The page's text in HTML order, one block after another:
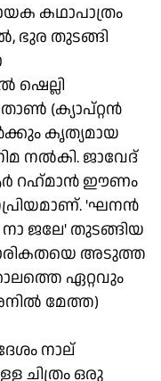
കഥാപാത്രം
ഭുര തുടങ്ങി
ഷെല്ലി
(ക്യാപ്റ്റന്‍
കൃത്യമായ
നല്‍കി. ജാവേദ്
റഹ്‌മാന്‍ ഈണം
'ഘനന്‍
ജലേ' തുടങ്ങിയ
അടുത്ത
ഏറ്റവും
മേത്ത)
നാല്
ചിത്രം ഒരു